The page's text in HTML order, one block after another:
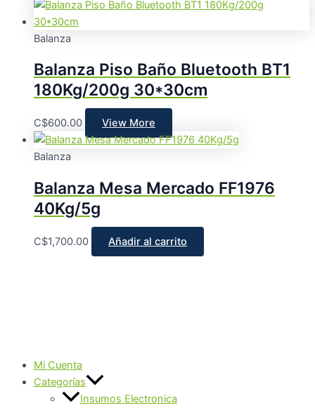
Balanza
Balanza Piso Baño Bluetooth BT1
180Kg/200g 30*30cm
C$600.00 View More
Balanza
Balanza Mesa Mercado FF1976
40Kg/5g
C$1,700.00 Añadir al carrito
Mi Cuenta
Categorías
Insumos Electronica